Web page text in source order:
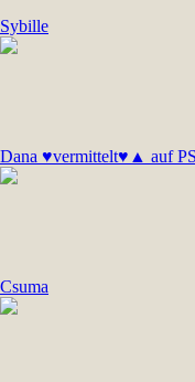
Sybille
Dana ♥vermittelt♥▲ auf
Csuma